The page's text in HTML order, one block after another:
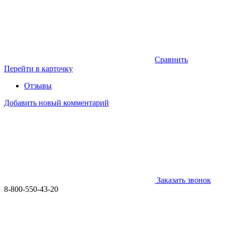
Сравнить
Перейти в карточку
Отзывы
Добавить новый комментарий
Заказать звонок
8-800-550-43-20